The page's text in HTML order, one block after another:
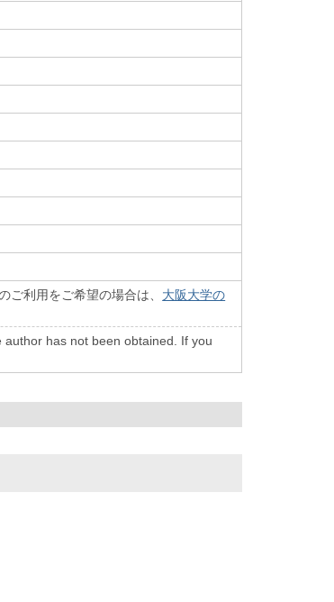
利用をご希望の場合は、 大阪大学の
has not been obtained. If you